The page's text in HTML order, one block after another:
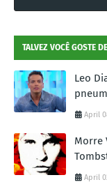
TALVEZ VOCÊ GOSTE
Leo
April
Morre
April